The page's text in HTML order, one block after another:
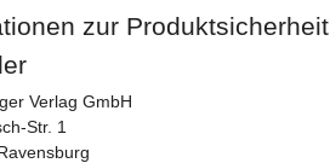
zur Produktsicherheit
Verlag GmbH
Str. 1